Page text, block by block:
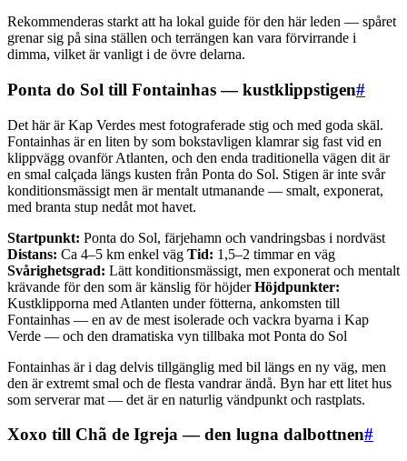
Rekommenderas starkt att ha lokal guide för den här leden — spåret
grenar sig på sina ställen och terrängen kan vara förvirrande i
dimma, vilket är vanligt i de övre delarna.
Ponta do Sol till Fontainhas — kustklippstigen#
Det här är Kap Verdes mest fotograferade stig och med goda skäl.
Fontainhas är en liten by som bokstavligen klamrar sig fast vid en
klippvägg ovanför Atlanten, och den enda traditionella vägen dit är
en smal calçada längs kusten från Ponta do Sol. Stigen är inte svår
konditionsmässigt men är mentalt utmanande — smalt, exponerat,
med branta stup nedåt mot havet.
Startpunkt: Ponta do Sol, färjehamn och vandringsbas i nordväst
Distans: Ca 4–5 km enkel väg Tid: 1,5–2 timmar en väg
Svårighetsgrad: Lätt konditionsmässigt, men exponerat och mentalt
krävande för den som är känslig för höjderHöjdpunkter:
Kustklipporna med Atlanten under fötterna, ankomsten till
Fontainhas — en av de mest isolerade och vackra byarna i Kap
Verde — och den dramatiska vyn tillbaka mot Ponta do Sol
Fontainhas är i dag delvis tillgänglig med bil längs en ny väg, men
den är extremt smal och de flesta vandrar ändå. Byn har ett litet hus
som serverar mat — det är en naturlig vändpunkt och rastplats.
Xoxo till Chã de Igreja — den lugna dalbottnen#